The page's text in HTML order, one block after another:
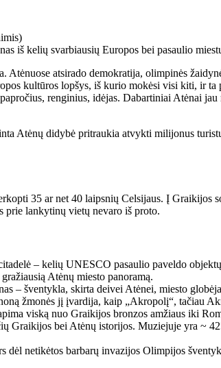
iš kelių svarbiausių Europos bei pasaulio
Atėnuose atsirado demokratija, olimpinės
kultūros lopšys, iš kurio mokėsi visi kiti, ir ta
renginius, idėjas. Dabartiniai Atėnai
Atėnų didybė pritraukia atvykti milijonus
35 ar net 40 laipsnių Celsijaus. Į
prie lankytinų vietų nevaro iš proto.
– kelių UNESCO pasaulio paveldo
Atėnų miesto panoramą.
– šventykla, skirta deivei Atėnei, miesto
žmonės jį įvardija, kaip „Akropolį“, tačiau
viską nuo Graikijos bronzos amžiaus iki
Graikijos bei Atėnų istorijos. Muziejuje yra ~
netikėtos barbarų invazijos Olimpijos